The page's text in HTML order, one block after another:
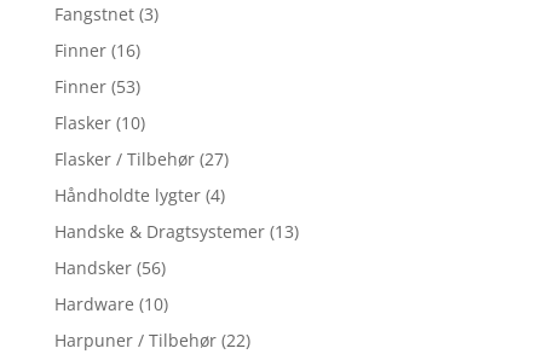
Fangstnet (3)
Finner (16)
Finner (53)
Flasker (10)
Flasker / Tilbehør (27)
Håndholdte lygter (4)
Handske & Dragtsystemer (13)
Handsker (56)
Hardware (10)
Harpuner / Tilbehør (22)